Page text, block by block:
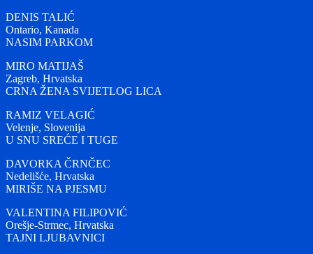
DENIS TALIĆ
Ontario, Kanada
NASIM PARKOM
MIRO MATIJAŠ
Zagreb, Hrvatska
CRNA ŽENA SVIJETLOG LICA
RAMIZ VELAGIĆ
Velenje, Slovenija
U SNU SREĆE I TUGE
DAVORKA ČRNČEC
Nedelišće, Hrvatska
MIRIŠE NA PJESMU
VALENTINA FILIPOVIĆ
Orešje-Strmec, Hrvatska
TAJNI LJUBAVNICI